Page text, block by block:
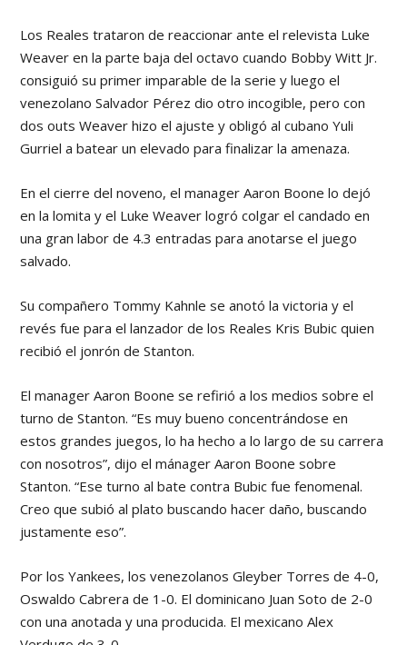
Los Reales trataron de reaccionar ante el relevista Luke
Weaver en la parte baja del octavo cuando Bobby Witt Jr.
consiguió su primer imparable de la serie y luego el
venezolano Salvador Pérez dio otro incogible, pero con
dos outs Weaver hizo el ajuste y obligó al cubano Yuli
Gurriel a batear un elevado para finalizar la amenaza.
En el cierre del noveno, el manager Aaron Boone lo dejó
en la lomita y el Luke Weaver logró colgar el candado en
una gran labor de 4.3 entradas para anotarse el juego
salvado.
Su compañero Tommy Kahnle se anotó la victoria y el
revés fue para el lanzador de los Reales Kris Bubic quien
recibió el jonrón de Stanton.
El manager Aaron Boone se refirió a los medios sobre el
turno de Stanton. “Es muy bueno concentrándose en
estos grandes juegos, lo ha hecho a lo largo de su carrera
con nosotros”, dijo el mánager Aaron Boone sobre
Stanton. “Ese turno al bate contra Bubic fue fenomenal.
Creo que subió al plato buscando hacer daño, buscando
justamente eso”.
Por los Yankees, los venezolanos Gleyber Torres de 4-0,
Oswaldo Cabrera de 1-0. El dominicano Juan Soto de 2-0
con una anotada y una producida. El mexicano Alex